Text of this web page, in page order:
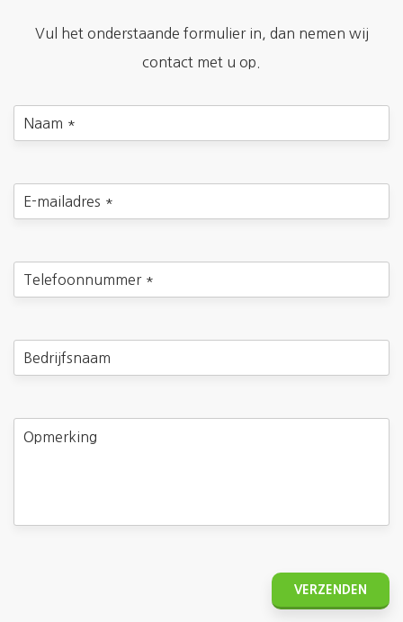
Vul het onderstaande formulier in, dan nemen wij
contact met u op.